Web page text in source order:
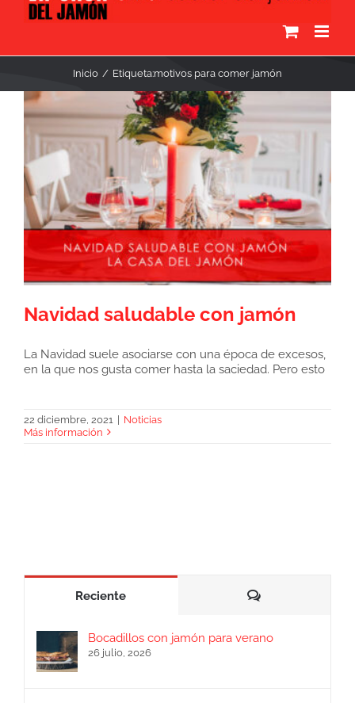
Inicio Etiqueta:motivos para comer jamón
Navidad saludable con jamón
La Navidad suele asociarse con una época de excesos,
en la que nos gusta comer hasta la saciedad. Pero esto
22 diciembre, 2021
Noticias
Más información
Reciente Comentarios
Bocadillos con jamón para verano
26 julio, 2026